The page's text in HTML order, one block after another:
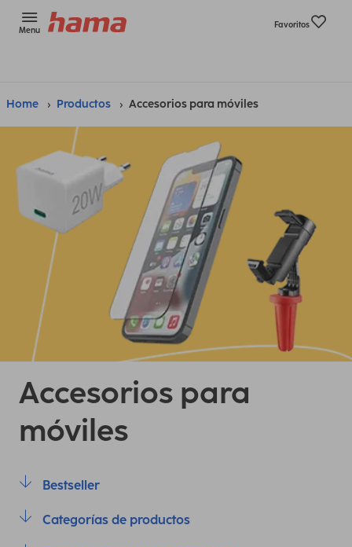
Menu
Favoritos
Home Productos Accesorios para móviles
Accesorios para
móviles
Bestseller
Categorías de productos